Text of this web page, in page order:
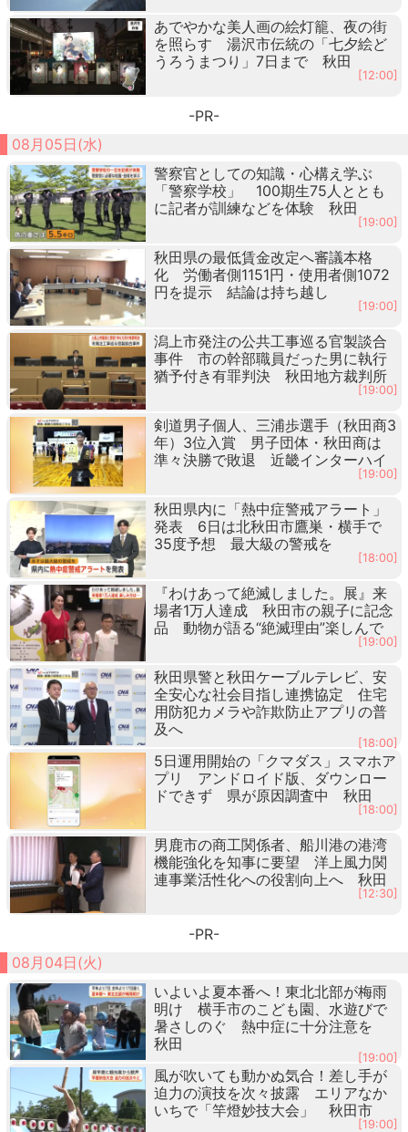
あでやかな美人画の絵灯籠、夜の街
を照らす 湯沢市伝統の「七夕絵ど
うろうまつり」7日まで 秋田
[12:00]
-PR-
08月05日(水)
警察官としての知識・心構え学ぶ
「警察学校」 100期生75人ととも
に記者が訓練などを体験 秋田
[19:00]
秋田県の最低賃金改定へ審議本格
化 労働者側1151円・使用者側1072
円を提示 結論は持ち越し
[19:00]
潟上市発注の公共工事巡る官製談合
事件 市の幹部職員だった男に執行
猶予付き有罪判決 秋田地方裁判所
[19:00]
剣道男子個人、三浦歩選手（秋田商3
年）3位入賞 男子団体・秋田商は
準々決勝で敗退 近畿インターハイ
[19:00]
秋田県内に「熱中症警戒アラート」
発表 6日は北秋田市鷹巣・横手で
35度予想 最大級の警戒を
[18:00]
『わけあって絶滅しました。展』来
場者1万人達成 秋田市の親子に記念
品 動物が語る“絶滅理由”楽しんで
[19:00]
秋田県警と秋田ケーブルテレビ、安
全安心な社会目指し連携協定 住宅
用防犯カメラや詐欺防止アプリの普
及へ
[18:00]
5日運用開始の「クマダス」スマホア
プリ アンドロイド版、ダウンロー
ドできず 県が原因調査中 秋田
[18:00]
男鹿市の商工関係者、船川港の港湾
機能強化を知事に要望 洋上風力関
連事業活性化への役割向上へ 秋田
[12:30]
-PR-
08月04日(火)
いよいよ夏本番へ！東北北部が梅雨
明け 横手市のこども園、水遊びで
暑さしのぐ 熱中症に十分注意を
秋田
[19:00]
風が吹いても動かぬ気合！差し手が
迫力の演技を次々披露 エリアなか
いちで「竿燈妙技大会」 秋田市
[19:00]